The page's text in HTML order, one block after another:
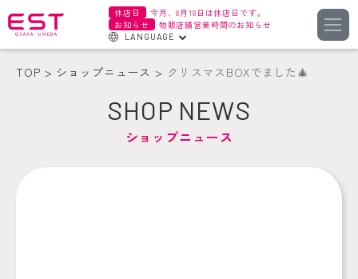
休店日
今月、8月18日は休店日です。
お知らせ
物販店舗営業時間のお知らせ
LANGUAGE
簡体字
繁体字
TOP ショップニュース クリスマスBOXでました🎄
SHOP NEWS
ショップニュース